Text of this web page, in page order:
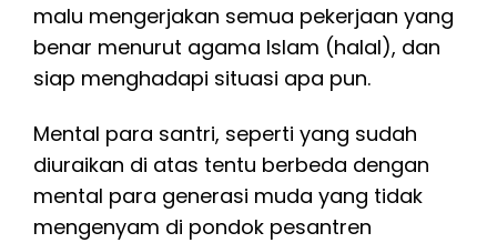
malu mengerjakan semua pekerjaan yang
benar menurut agama Islam (halal), dan
siap menghadapi situasi apa pun.
Mental para santri, seperti yang sudah
diuraikan di atas tentu berbeda dengan
mental para generasi muda yang tidak
mengenyam di pondok pesantren